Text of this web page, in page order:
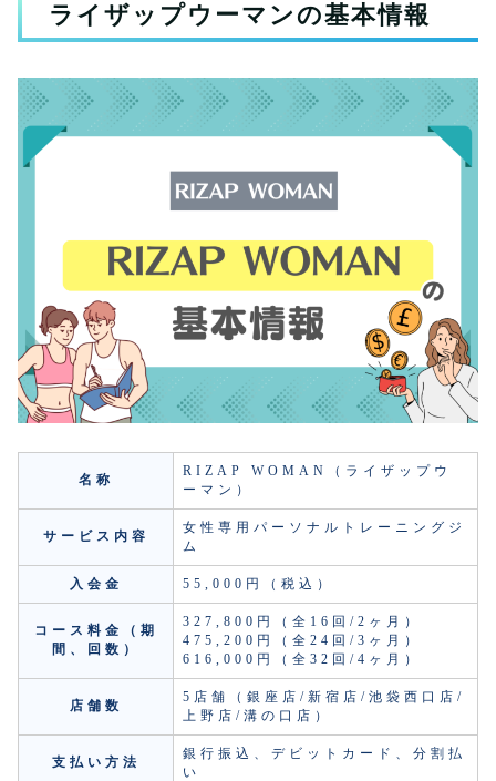
ライザップウーマンの基本情報
名称
RIZAP WOMAN（ライザップウ
ーマン）
サービス内容
女性専用パーソナルトレーニングジ
ム
入会金 55,000円（税込）
コース料金（期
間、回数）
327,800円（全16回/2ヶ月）
475,200円（全24回/3ヶ月）
616,000円（全32回/4ヶ月）
店舗数
5店舗（銀座店/新宿店/池袋西口店/
上野店/溝の口店）
支払い方法
銀行振込、デビットカード、分割払
い